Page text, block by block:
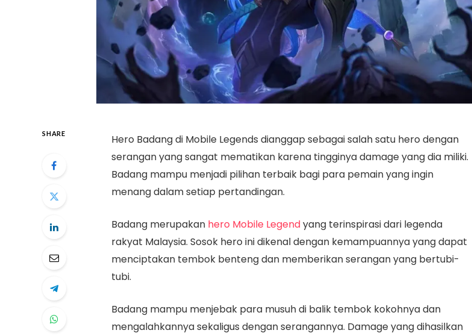
SHARE
Hero Badang di Mobile Legends dianggap sebagai salah satu hero dengan
serangan yang sangat mematikan karena tingginya damage yang dia miliki.
Badang mampu menjadi pilihan terbaik bagi para pemain yang ingin
menang dalam setiap pertandingan.
Badang merupakan hero Mobile Legendyang terinspirasi dari legenda
rakyat Malaysia. Sosok hero ini dikenal dengan kemampuannya yang dapat
menciptakan tembok benteng dan memberikan serangan yang bertubi-
tubi.
Badang mampu menjebak para musuh di balik tembok kokohnya dan
mengalahkannya sekaligus dengan serangannya. Damage yang dihasilkan